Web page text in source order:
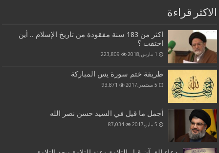
الاكثر قراءة
اكثر من 183 سنة مفقودة من تاريخ الإسلام .. أين
اختفت ؟
1 مارس,2018 223,809
طريقة ختم سورة يس المباركة
5 سبتمبر,2017 93,871
أجمل ما قيل في السيد حسن نصر الله
5 مايو,2017 87,034